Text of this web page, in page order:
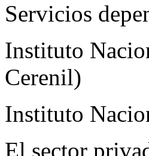
Servicios
Instituto
Cerenil)
Instituto
El sector